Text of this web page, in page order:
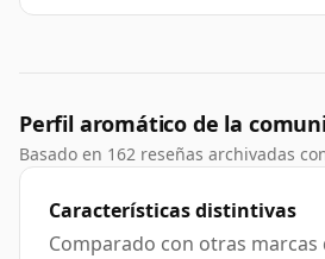
Perfil aromático de la
Basado en 162 reseñas archivadas
Características distintivas
Comparado con otras marcas